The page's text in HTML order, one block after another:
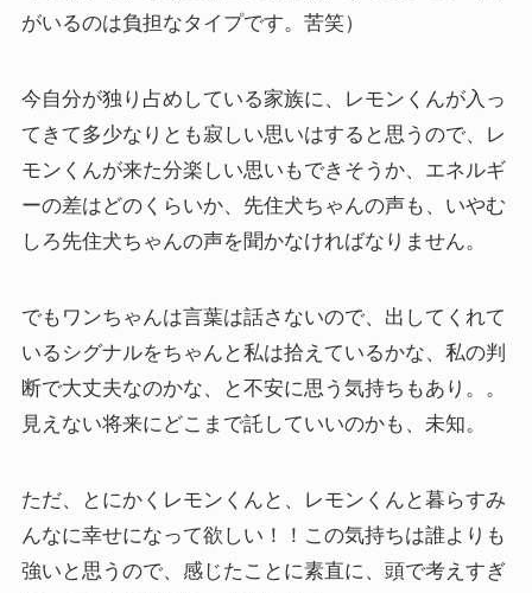
がいるのは負担なタイプです。苦笑）
今自分が独り占めしている家族に、レモンくんが入っ
てきて多少なりとも寂しい思いはすると思うので、レ
モンくんが来た分楽しい思いもできそうか、エネルギ
ーの差はどのくらいか、先住犬ちゃんの声も、いやむ
しろ先住犬ちゃんの声を聞かなければなりません。
でもワンちゃんは言葉は話さないので、出してくれて
いるシグナルをちゃんと私は拾えているかな、私の判
断で大丈夫なのかな、と不安に思う気持ちもあり。。
見えない将来にどこまで託していいのかも、未知。
ただ、とにかくレモンくんと、レモンくんと暮らすみ
んなに幸せになって欲しい！！この気持ちは誰よりも
強いと思うので、感じたことに素直に、頭で考えすぎ